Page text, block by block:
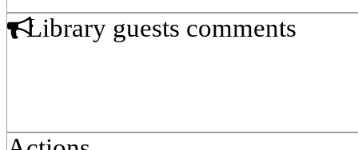
Library guests comments